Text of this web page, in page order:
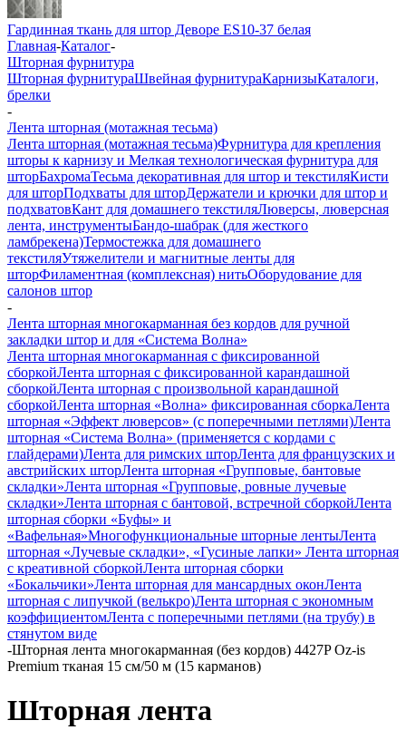
Гардинная ткань для штор Деворе ES10-37 белая
Главная-Каталог-
Шторная фурнитура
Шторная фурнитураШвейная фурнитураКарнизыКаталоги,
брелки
-
Лента шторная (мотажная тесьма)
Лента шторная (мотажная тесьма)Фурнитура для крепления
шторы к карнизу и Мелкая технологическая фурнитура для
шторБахромаТесьма декоративная для штор и текстиляКисти
для шторПодхваты для шторДержатели и крючки для штор и
подхватовКант для домашнего текстиляЛюверсы, люверсная
лента, инструментыБандо-шабрак (для жесткого
ламбрекена)Термостежка для домашнего
текстиляУтяжелители и магнитные ленты для
шторФиламентная (комплексная) нитьОборудование для
салонов штор
-
Лента шторная многокарманная без кордов для ручной
закладки штор и для «Система Волна»
Лента шторная многокарманная с фиксированной
сборкойЛента шторная с фиксированной карандашной
сборкойЛента шторная с произвольной карандашной
сборкойЛента шторная «Волна» фиксированная сборкаЛента
шторная «Эффект люверсов» (с поперечными петлями)Лента
шторная «Система Волна» (применяется с кордами с
глайдерами)Лента для римских шторЛента для французских и
австрийских шторЛента шторная «Групповые, бантовые
складки»Лента шторная «Групповые, ровные лучевые
складки»Лента шторная с бантовой, встречной сборкойЛента
шторная сборки «Буфы» и
«Вафельная»Многофункциональные шторные лентыЛента
шторная «Лучевые складки», «Гусиные лапки» Лента шторная
с креативной сборкойЛента шторная сборки
«Бокальчики»Лента шторная для мансардных оконЛента
шторная с липучкой (велькро)Лента шторная с экономным
коэффициентомЛента с поперечными петлями (на трубу) в
стянутом виде
-Шторная лента многокарманная (без кордов) 4427P Oz-is
Premium тканая 15 см/50 м (15 карманов)
Шторная лента